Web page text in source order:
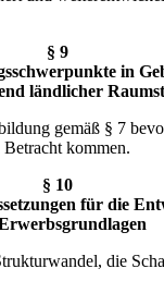
§ 9
in
ländlicher
gemäß § 7
kommen.
§ 10
für die
die